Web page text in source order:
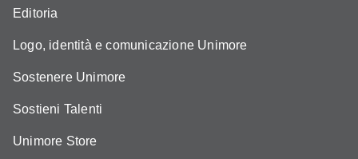
Editoria
Logo, identità e comunicazione Unimore
Sostenere Unimore
Sostieni Talenti
Unimore Store